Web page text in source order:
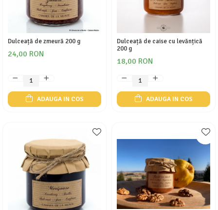
Dulceață de zmeură 200 g
24,00 RON
ADAUGA IN COS
Dulceață de caise cu levănțică
200 g
18,00 RON
ADAUGA IN COS